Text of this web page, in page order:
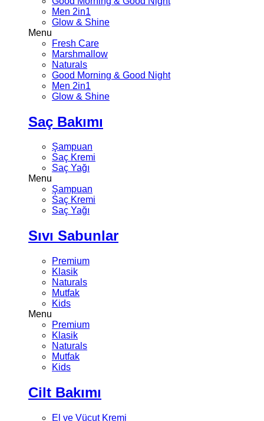
Men 2in1
Glow & Shine
Menu
Fresh Care
Marshmallow
Naturals
Good Morning & Good Night
Men 2in1
Glow & Shine
Saç Bakımı
Şampuan
Saç Kremi
Saç Yağı
Menu
Şampuan
Saç Kremi
Saç Yağı
Sıvı Sabunlar
Premium
Klasik
Naturals
Mutfak
Kids
Menu
Premium
Klasik
Naturals
Mutfak
Kids
Cilt Bakımı
El ve Vücut Kremi